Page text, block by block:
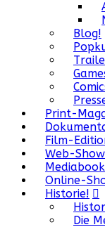
Blog!
Print-
Film-
Web-
Online-
Historie!
Die